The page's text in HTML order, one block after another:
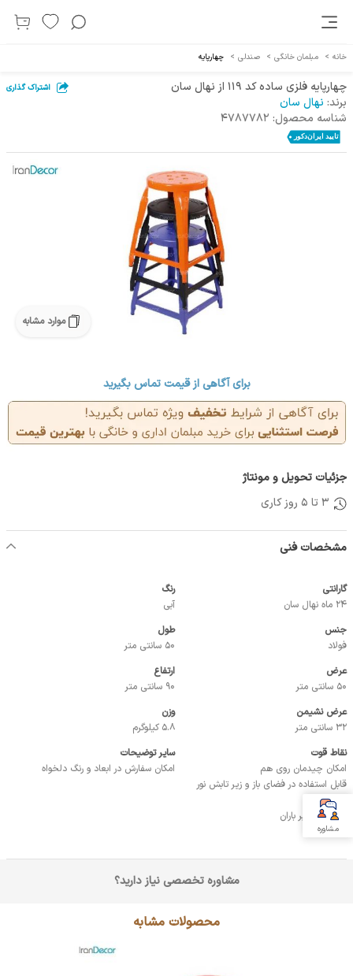
خانه > مبلمان خانگی > صندلی > چهارپایه
چهارپایه فلزی ساده کد 119 از نهال سان اشتراک گذاری
برند: نهال سان
شناسه محصول: 4787782
موارد مشابه
برای آگاهی از قیمت تماس بگیرید
جزئیات تحویل و مونتاژ
3 تا 5 روز کاری
مشخصات فنی
گارانتی
24 ماه نهال سان
رنگ
آبی
جنس
فولاد
طول
50 سانتی متر
عرض
50 سانتی متر
ارتفاع
90 سانتی متر
عرض نشیمن
32 سانتی متر
وزن
5.8 کیلوگرم
نقاط قوت
امکان چیدمان روی هم
قابل استفاده در فضای باز و زیر تابش نور
خورشید
مقاوم در برابر باران
سایر توضیحات
امکان سفارش در ابعاد و رنگ دلخواه
مشاوره تخصصی نیاز دارید؟
محصولات مشابه
مشاوره